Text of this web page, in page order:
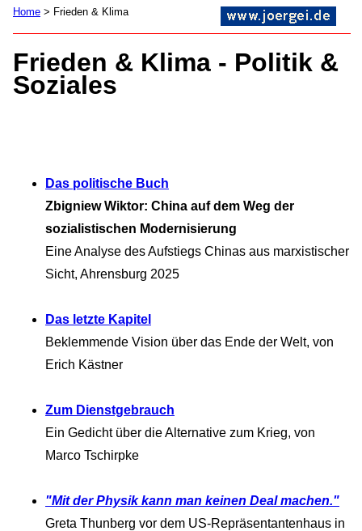
Home > Frieden & Klima
Frieden & Klima - Politik &
Soziales
Das politische Buch
Zbigniew Wiktor: China auf dem Weg der
sozialistischen Modernisierung
Eine Analyse des Aufstiegs Chinas aus marxistischer
Sicht, Ahrensburg 2025
Das letzte Kapitel
Beklemmende Vision über das Ende der Welt, von
Erich Kästner
Zum Dienstgebrauch
Ein Gedicht über die Alternative zum Krieg, von
Marco Tschirpke
"Mit der Physik kann man keinen Deal machen."
Greta Thunberg vor dem US-Repräsentantenhaus in